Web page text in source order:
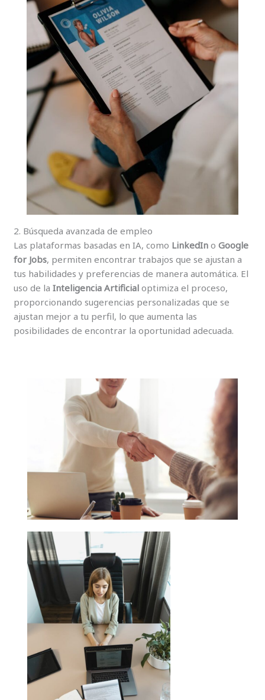
2. Búsqueda avanzada de empleo
Las plataformas basadas en IA, como LinkedIn oGoogle
for Jobs, permiten encontrar trabajos que se ajustan a
tus habilidades y preferencias de manera automática. El
uso de laInteligencia Artificialoptimiza el proceso,
proporcionando sugerencias personalizadas que se
ajustan mejor a tu perfil, lo que aumenta las
posibilidades de encontrar la oportunidad adecuada.